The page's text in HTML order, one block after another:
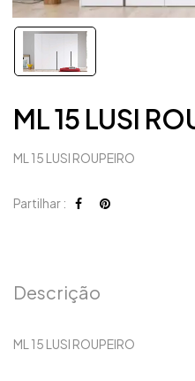
ML 15 LUSI
ML 15 LUSI ROUPEIRO
Partilhar :
Descrição
ML 15 LUSI ROUPEIRO